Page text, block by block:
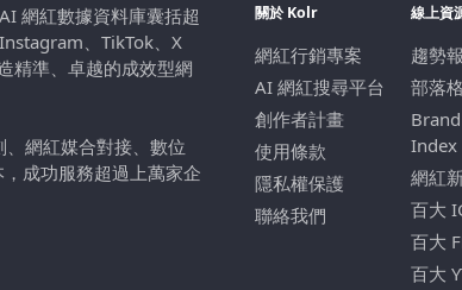
網紅數據資料庫囊括超
、TikTok、X
精準、卓越的成效型網
網紅媒合對接、數位
成功服務超過上萬家企
關於 Kolr
網紅行銷專案
AI 網紅搜尋平台
創作者計畫
使用條款
隱私權保護
聯絡我們
線上資
趨勢
部落格
Index
網紅
百大
百大
百大